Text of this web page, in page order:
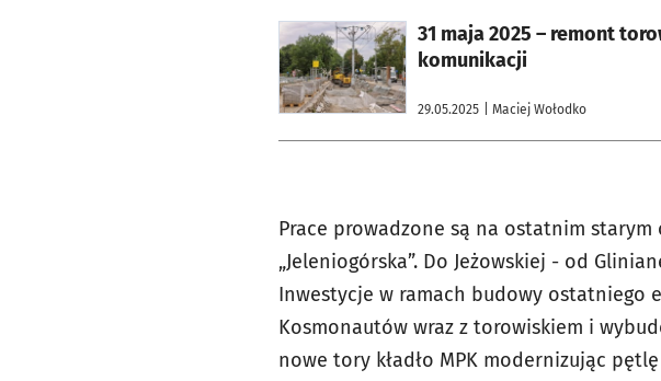
31 maja 2025 – remont
komunikacji
29.05.2025 | Maciej Wołodko
otworzy się w nowej karcie
Prace prowadzone są na ostatnim
„Jeleniogórska”. Do Jeżowskiej - od
Inwestycje w ramach budowy ostatniego
Kosmonautów wraz z torowiskiem i
nowe tory kładło MPK modernizując